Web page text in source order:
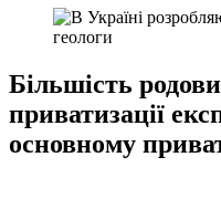
Більшість
приватизації
основному